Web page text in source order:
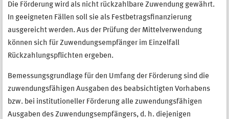
Die Förderung wird als nicht rückzahlbare Zuwendung gewährt.
In geeigneten Fällen soll sie als Festbetragsfinanzierung
ausgereicht werden. Aus der Prüfung der Mittelverwendung
können sich für Zuwendungsempfänger im Einzelfall
Rückzahlungspflichten ergeben.
Bemessungsgrundlage für den Umfang der Förderung sind die
zuwendungsfähigen Ausgaben des beabsichtigten Vorhabens
bzw. bei institutioneller Förderung alle zuwendungsfähigen
Ausgaben des Zuwendungsempfängers, d. h. diejenigen